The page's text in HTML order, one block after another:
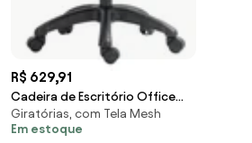
R$ 629,91
Cadeira de Escritório Office
Giratória City em Tela Mesh
com Apoio de Cabeça Preto
Giratórias, com Tela Mesh
Em estoque